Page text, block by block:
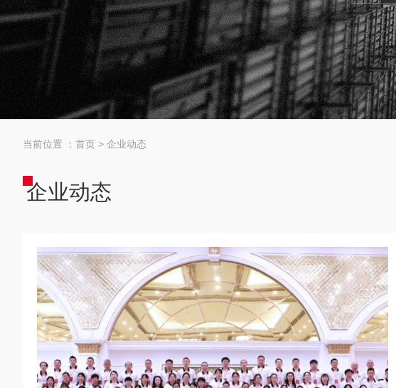
当前位置 ： 首页 > 企业动态
企业动态